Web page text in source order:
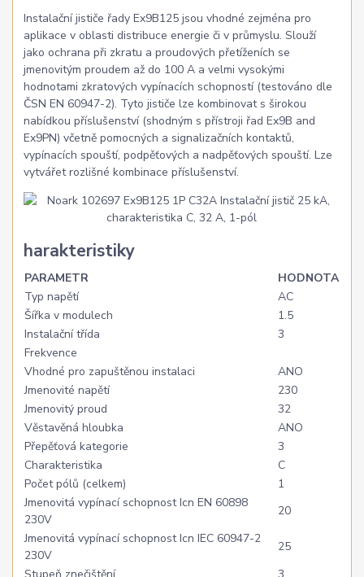
Instalační jističe řady Ex9B125 jsou vhodné zejména pro
aplikace v oblasti distribuce energie či v průmyslu. Slouží
jako ochrana při zkratu a proudových přetíženích se
jmenovitým proudem až do 100 A a velmi vysokými
hodnotami zkratových vypínacích schopností (testováno dle
ČSN EN 60947-2). Tyto jističe lze kombinovat s širokou
nabídkou příslušenství (shodným s přístroji řad Ex9B and
Ex9PN) včetně pomocných a signalizačních kontaktů,
vypínacích spouští, podpěťových a nadpěťových spouští. Lze
vytvářet rozlišné kombinace příslušenství.
harakteristiky
PARAMETR
HODNOTA
Typ napětí
AC
Šířka v modulech
1.5
Instalační třída
3
Frekvence
Vhodné pro zapuštěnou instalaci
ANO
Jmenovité napětí
230
Jmenovitý proud
32
Věstavěná hloubka
ANO
Přepěťová kategorie
3
Charakteristika
C
Počet pólů (celkem)
1
Jmenovitá vypínací schopnost Icn EN 60898
230V
20
Jmenovitá vypínací schopnost Icn IEC 60947-2
230V
25